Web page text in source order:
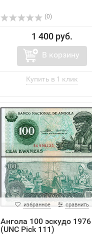
(0)
1 400 руб.
В корзину
избранное сравнить
Ангола 100 эскудо 1976
(UNC Pick 111)